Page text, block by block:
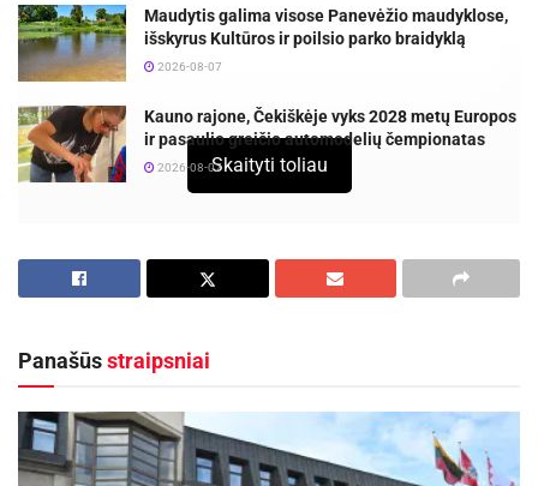
Maudytis galima visose Panevėžio maudyklose,
išskyrus Kultūros ir poilsio parko braidyklą
2026-08-07
Kauno rajone, Čekiškėje vyks 2028 metų Europos
ir pasaulio greičio automodelių čempionatas
2026-08-07
treneriai Brigita Šaučiūnaitė, Viktorija Barvičiūtė ir
pavasario atostogas praleido sporto stovykloje.
Viktorija Barvičiūtė su lengvaatlečiais sportavo
Palangoje, o Brigita Šaučiūnaitė ir Gytis Krivickas
su ugdytiniais – Druskininkuose.
Skaityti toliau
Panašūsstraipsniai